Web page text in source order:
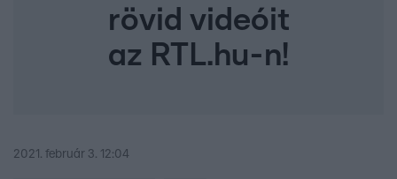
rövid videóit
az RTL.hu-n!
2021. február 3. 12:04